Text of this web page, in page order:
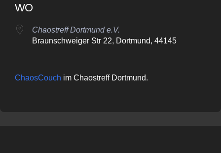
WO
Chaostreff Dortmund e.V.
Braunschweiger Str 22, Dortmund, 44145
ChaosCouch im Chaostreff Dortmund.